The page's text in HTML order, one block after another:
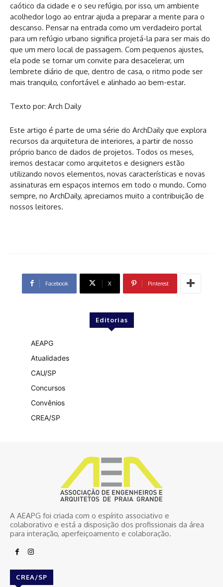
caótico da cidade e o seu refúgio, por isso, um ambiente
acolhedor logo ao entrar ajuda a preparar a mente para o
descanso. Pensar na entrada como um verdadeiro portal
para um refúgio urbano significa projetá-la para ser mais do
que um mero local de passagem. Com pequenos ajustes,
ela pode se tornar um convite para desacelerar, um
lembrete diário de que, dentro de casa, o ritmo pode ser
mais tranquilo, confortável e alinhado ao bem-estar.
Texto por: Arch Daily
Este artigo é parte de uma série do ArchDaily que explora
recursos da arquitetura de interiores, a partir de nosso
próprio banco de dados de projetos. Todos os meses,
iremos destacar como arquitetos e designers estão
utilizando novos elementos, novas características e novas
assinaturas em espaços internos em todo o mundo. Como
sempre, no ArchDaily, apreciamos muito a contribuição de
nossos leitores.
Facebook X Pinterest
Editorias
AEAPG
Atualidades
CAU/SP
Concursos
Convênios
CREA/SP
A AEAPG foi criada com o espírito associativo e
colaborativo e está a disposição dos profissionais da área
para interação, aperfeiçoamento e colaboração.
CREA/SP